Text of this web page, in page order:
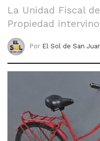
La Unidad Fiscal
Propiedad
Por El Sol de San